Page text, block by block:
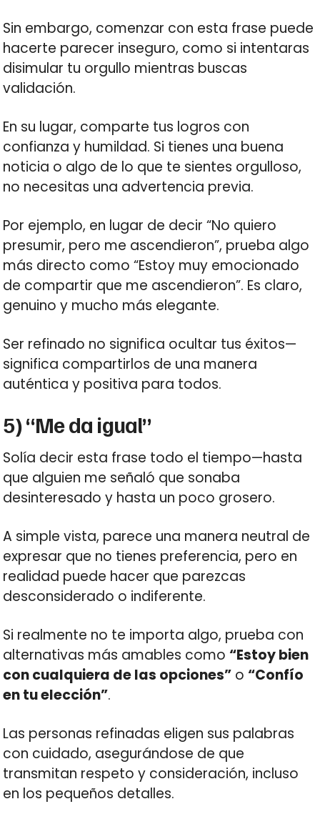
Sin embargo, comenzar con esta frase puede
hacerte parecer inseguro, como si intentaras
disimular tu orgullo mientras buscas
validación.
En su lugar, comparte tus logros con
confianza y humildad. Si tienes una buena
noticia o algo de lo que te sientes orgulloso,
no necesitas una advertencia previa.
Por ejemplo, en lugar de decir “No quiero
presumir, pero me ascendieron”, prueba algo
más directo como “Estoy muy emocionado
de compartir que me ascendieron”. Es claro,
genuino y mucho más elegante.
Ser refinado no significa ocultar tus éxitos—
significa compartirlos de una manera
auténtica y positiva para todos.
5) “Me da igual”
Solía decir esta frase todo el tiempo—hasta
que alguien me señaló que sonaba
desinteresado y hasta un poco grosero.
A simple vista, parece una manera neutral de
expresar que no tienes preferencia, pero en
realidad puede hacer que parezcas
desconsiderado o indiferente.
Si realmente no te importa algo, prueba con
alternativas más amables como “Estoy bien
con cualquiera de las opciones” o “Confío
en tu elección”.
Las personas refinadas eligen sus palabras
con cuidado, asegurándose de que
transmitan respeto y consideración, incluso
en los pequeños detalles.